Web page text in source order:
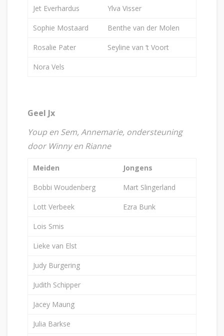
Jet Everhardus Ylva Visser
Sophie Mostaard Benthe van der Molen
Rosalie Pater Seyline van ‘t Voort
Nora Vels
Geel Jx
Youp en Sem, Annemarie, ondersteuning
door Winny en Rianne
Meiden Jongens
Bobbi Woudenberg Mart Slingerland
Lott Verbeek Ezra Bunk
Lois Smis
Lieke van Elst
Judy Burgering
Judith Schipper
Jacey Maung
Julia Barkse